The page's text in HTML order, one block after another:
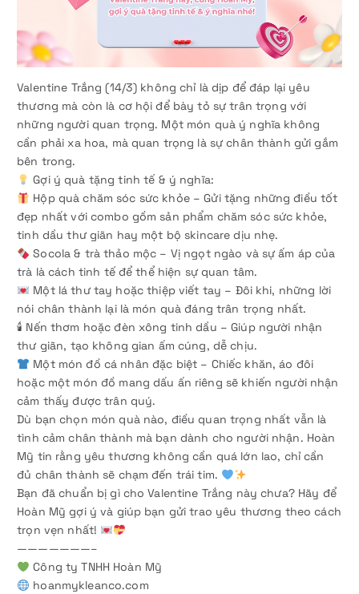
Valentine Trắng (14/3) không chỉ là dịp để đáp lại yêu
thương mà còn là cơ hội để bày tỏ sự trân trọng với
những người quan trọng. Một món quà ý nghĩa không
cần phải xa hoa, mà quan trọng là sự chân thành gửi gắm
bên trong.
Gợi ý quà tặng tinh tế & ý nghĩa:
Hộp quà chăm sóc sức khỏe – Gửi tặng những điều tốt
đẹp nhất với combo gồm sản phẩm chăm sóc sức khỏe,
tinh dầu thư giãn hay một bộ skincare dịu nhẹ.
Socola & trà thảo mộc – Vị ngọt ngào và sự ấm áp của
trà là cách tinh tế để thể hiện sự quan tâm.
Một lá thư tay hoặc thiệp viết tay – Đôi khi, những lời
nói chân thành lại là món quà đáng trân trọng nhất.
🕯 Nến thơm hoặc đèn xông tinh dầu – Giúp người nhận
thư giãn, tạo không gian ấm cúng, dễ chịu.
Một món đồ cá nhân đặc biệt – Chiếc khăn, áo đôi
hoặc một món đồ mang dấu ấn riêng sẽ khiến người nhận
cảm thấy được trân quý.
Dù bạn chọn món quà nào, điều quan trọng nhất vẫn là
tình cảm chân thành mà bạn dành cho người nhận. Hoàn
Mỹ tin rằng yêu thương không cần quá lớn lao, chỉ cần
đủ chân thành sẽ chạm đến trái tim.
Bạn đã chuẩn bị gì cho Valentine Trắng này chưa? Hãy để
Hoàn Mỹ gợi ý và giúp bạn gửi trao yêu thương theo cách
trọn vẹn nhất!
———————–
Công ty TNHH Hoàn Mỹ
hoanmykleanco.com